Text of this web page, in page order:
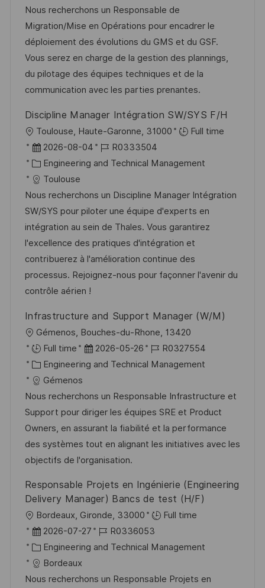
u
m
d
e
r
V
r
ö
f
f
e
n
t
l
i
c
h
u
n
g
-
I
D
t
e
g
o
r
i
Nous recherchons un Responsable de
Migration/Mise en Opérations pour encadrer le
déploiement des évolutions du GMS et du GSF.
Vous serez en charge de la gestion des plannings,
du pilotage des équipes techniques et de la
communication avec les parties prenantes.
Discipline Manager Intégration SW/SYS F/H
O
r
t
Toulouse, Haute-Garonne, 31000
Full time
D
a
t
u
m
d
e
r
V
e
ö
f
f
e
n
t
l
i
c
h
u
n
g
2026-08-04
J
o
-
I
D
R0333504
K
a
t
e
g
o
r
i
e
Engineering and Technical Management
Toulouse
Nous recherchons un Discipline Manager Intégration
SW/SYS pour piloter une équipe d'experts en
intégration au sein de Thales. Vous garantirez
l'excellence des pratiques d'intégration et
contribuerez à l'amélioration continue des
processus. Rejoignez-nous pour façonner l'avenir du
contrôle aérien !
Infrastructure and Support Manager (W/M)
O
r
t
Gémenos, Bouches-du-Rhone, 13420
Full time
D
a
u
m
d
e
r
e
2026-05-26
J
o
-
I
D
R0327554
K
a
t
e
g
o
r
e
Engineering and Technical Management
Gémenos
Nous recherchons un Responsable Infrastructure et
Support pour diriger les équipes SRE et Product
Owners, en assurant la fiabilité et la performance
des systèmes tout en alignant les initiatives avec les
objectifs de l'organisation.
Responsable Projets en Ingénierie (Engineering
Delivery Manager) Bancs de test (H/F)
O
r
t
Bordeaux, Gironde, 33000
Full time
D
a
t
u
2026-07-27
J
o
-
R0336053
K
a
t
Engineering and Technical Management
Bordeaux
Nous recherchons un Responsable Projets en